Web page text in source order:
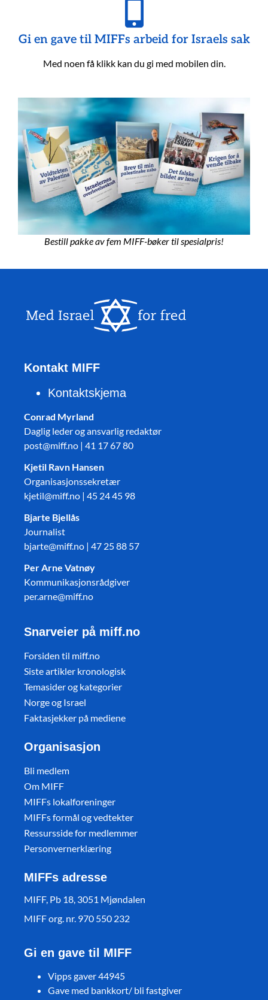
Gi en gave til MIFFs arbeid for Israels sak
Med noen få klikk kan du gi med mobilen din.
Bestill pakke av fem MIFF-bøker til spesialpris!
Kontakt MIFF
Kontaktskjema
Conrad Myrland
Daglig leder og ansvarlig redaktør
post@miff.no | 41 17 67 80
Kjetil Ravn Hansen
Organisasjonssekretær
kjetil@miff.no | 45 24 45 98
Bjarte Bjellås
Journalist
bjarte@miff.no | 47 25 88 57
Per Arne Vatnøy
Kommunikasjonsrådgiver
per.arne@miff.no
Snarveier på miff.no
Forsiden til miff.no
Siste artikler kronologisk
Temasider og kategorier
Norge og Israel
Faktasjekker på mediene
Organisasjon
Bli medlem
Om MIFF
MIFFs lokalforeninger
MIFFs formål og vedtekter
Ressursside for medlemmer
Personvernerklæring
MIFFs adresse
MIFF, Pb 18, 3051 Mjøndalen
MIFF org. nr. 970 550 232
Gi en gave til MIFF
Vipps gaver 44945
Gave med bankkort/ bli fastgiver